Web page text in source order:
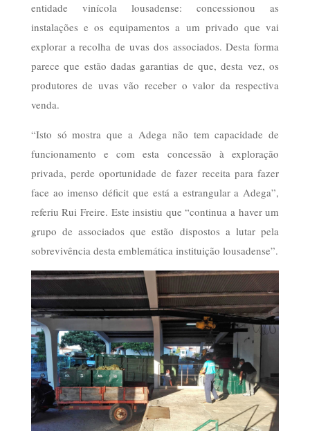
entidade vinícola lousadense: concessionou as
instalações e os equipamentos a um privado que vai
explorar a recolha de uvas dos associados. Desta forma
parece que estão dadas garantias de que, desta vez, os
produtores de uvas vão receber o valor da respectiva
venda.
“Isto só mostra que a Adega não tem capacidade de
funcionamento e com esta concessão à exploração
privada, perde oportunidade de fazer receita para fazer
face ao imenso déficit que está a estrangular a Adega”,
referiu Rui Freire. Este insistiu que “continua a haver um
grupo de associados que estão dispostos a lutar pela
sobrevivência desta emblemática instituição lousadense”.